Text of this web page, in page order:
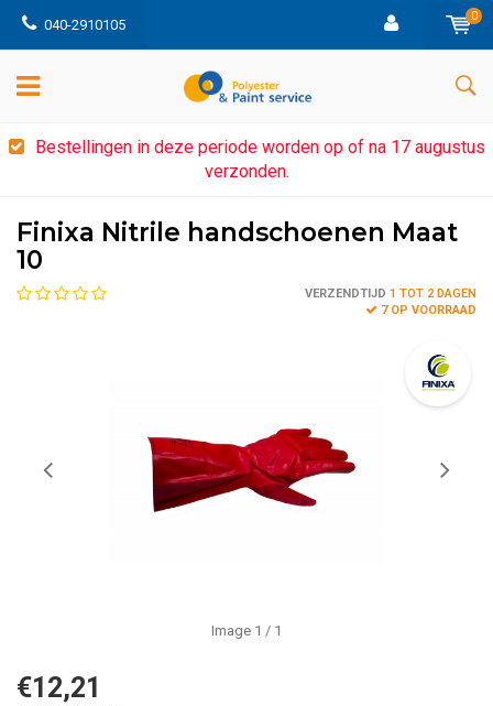
040-2910105
0
Bestellingen in deze periode worden op of na 17 augustus
verzonden.
Finixa Nitrile handschoenen Maat
10
VERZENDTIJD 1 TOT 2 DAGEN
7 OP VOORRAAD
Image 1 / 1
€12,21